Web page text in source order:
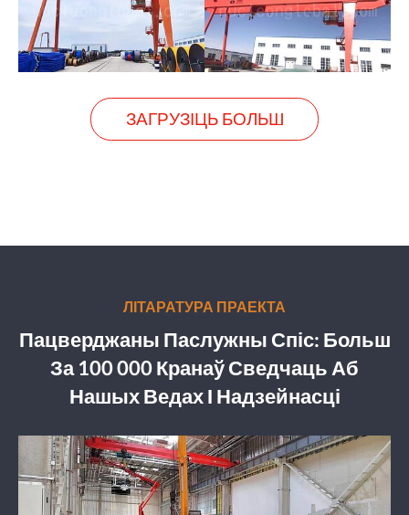
ЗАГРУЗІЦЬ БОЛЬШ
ЛІТАРАТУРА ПРАЕКТА
Пацверджаны Паслужны Спіс: Больш
За 100 000 Кранаў Сведчаць Аб
Нашых Ведах І Надзейнасці